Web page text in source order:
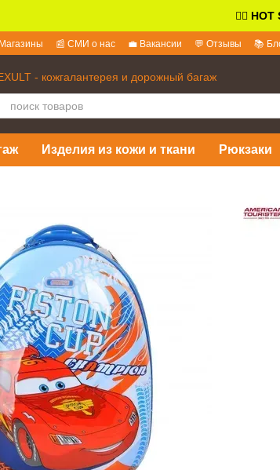
👉🏻 HOT
📰 СМИ о нас 💼 Вакансии 💬 Отзывы 📚
- кожгалантерея и дорожный багаж
Изделия из кожи и ткани Рюкзаки